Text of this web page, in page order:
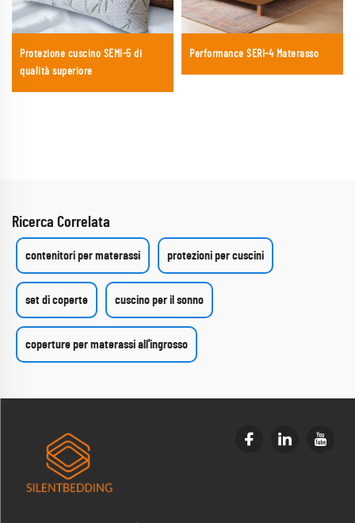
Protezione cuscino SEMI-5 di
qualità superiore
Performance SERI-4 Materasso
Ricerca Correlata
contenitori per materassi protezioni per cuscini
set di coperte cuscino per il sonno
coperture per materassi all'ingrosso